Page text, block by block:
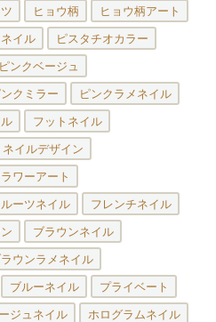
ヒョウ柄 ヒョウ柄アート
イル ピスタチオカラー
ピンクベージュ
ンクミラー ピンクラメネイル
フットネイル
ネイルデザイン
ワーアート
ーツネイル フレンチネイル
ブラウンネイル
ウンラメネイル
ブルーネイル プライベート
ジュネイル ホログラムネイル